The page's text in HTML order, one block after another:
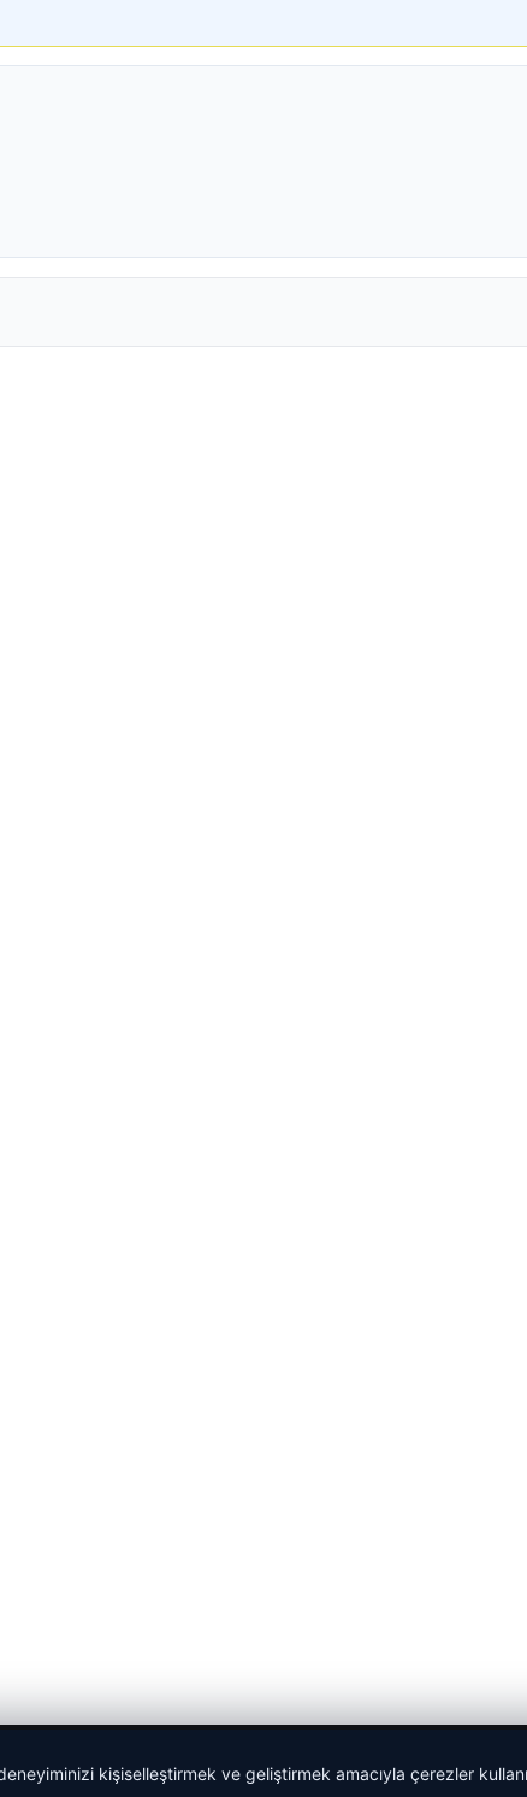
kişiselleştirmek ve geliştirmek amacıyla çerezler